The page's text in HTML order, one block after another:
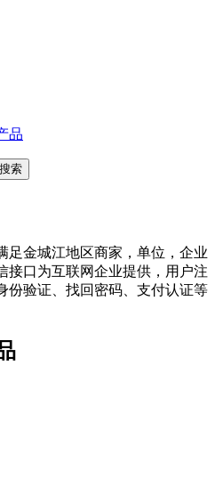
品
搜索
足金城江地区商家，单位，企业
接口为互联网企业提供，用户注
份验证、找回密码、支付认证等